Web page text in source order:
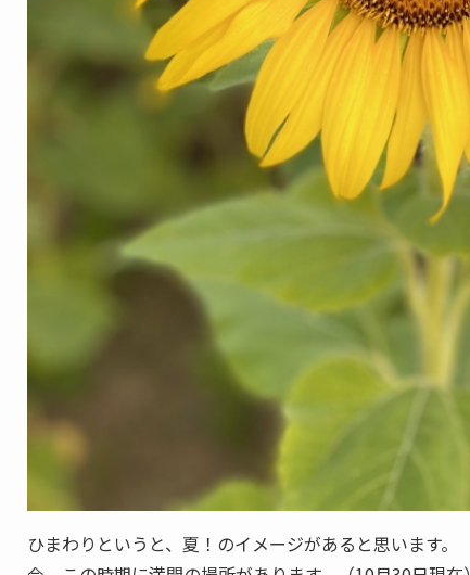
ひまわりというと、夏！のイメージがあると思います。